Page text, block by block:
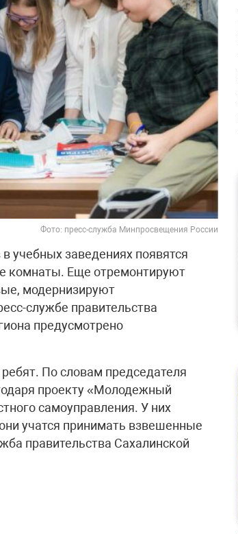
Фото: пресс-служба Минпросвещения России
учебных заведениях появятся
комнаты. Еще отремонтируют
модернизируют
службе правительства
предусмотрено
По словам председателя
проекту «Молодежный
самоуправления. У них
учатся принимать взвешенные
правительства Сахалинской